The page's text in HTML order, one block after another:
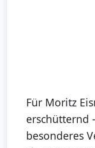
Für Moritz
erschütternd
besonderes